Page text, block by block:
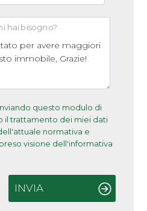
hai bisogno?
questo modulo di
il trattamento dei miei dati
normativa e
visione dell'informativa
INVIA